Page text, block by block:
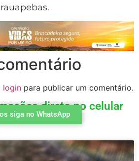
login para publicar um comentário.
direto no celular
siga no WhatsApp